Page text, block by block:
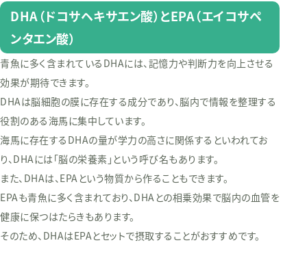
DHA（ドコサヘキサエン酸）とEPA（エイコサペ
ンタエン酸）
青魚に多く含まれているDHAには、記憶力や判断力を向上させる
効果が期待できます。
DHAは脳細胞の膜に存在する成分であり、脳内で情報を整理する
役割のある海馬に集中しています。
海馬に存在するDHAの量が学力の高さに関係するといわれてお
り、DHAには「脳の栄養素」という呼び名もあります。
また、DHAは、EPAという物質から作ることもできます。
EPAも青魚に多く含まれており、DHAとの相乗効果で脳内の血管を
健康に保つはたらきもあります。
そのため、DHAはEPAとセットで摂取することがおすすめです。